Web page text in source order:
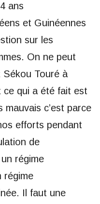
ans
et Guinéennes
sur les
On ne peut
Sékou Touré à
ce qui a été fait est
mauvais c’est parce
efforts pendant
de
régime
régime
Il faut une